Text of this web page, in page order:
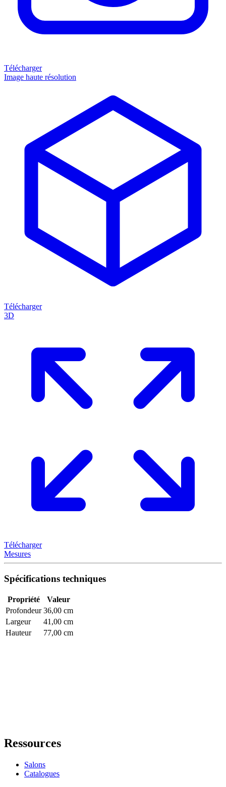
Télécharger
Image haute résolution
Télécharger
3D
Télécharger
Mesures
Spécifications techniques
Propriété
Valeur
Profondeur 36,00 cm
Largeur
41,00 cm
Hauteur
77,00 cm
Ressources
Salons
Catalogues